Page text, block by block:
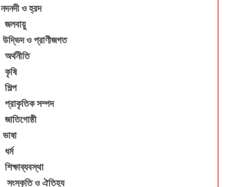
নদনদী ও হ্রদ
জলবায়ু
উদ্ভিদ ও প্রাণীজগত
অর্থনীতি
কৃষি
শিল্প
প্রাকৃতিক সম্পদ
জাতিগোষ্ঠী
ভাষা
ধর্ম
শিক্ষাব্যবস্থা
সংস্কৃতি ও ঐতিহ্য